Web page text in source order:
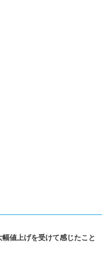
値上げを受けて感じたこと